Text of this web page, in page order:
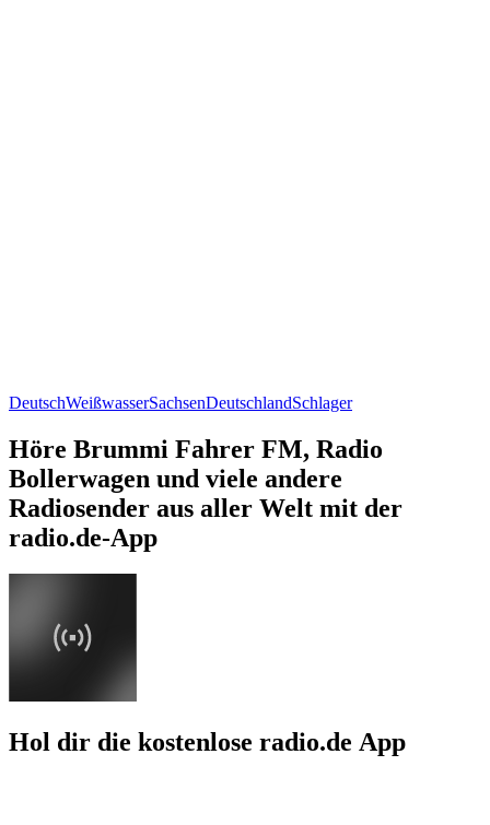
DeutschWeißwasserSachsenDeutschlandSchlager
Höre Brummi Fahrer FM, Radio
Bollerwagen und viele andere
Radiosender aus aller Welt mit der
radio.de-App
Hol dir die kostenlose radio.de App